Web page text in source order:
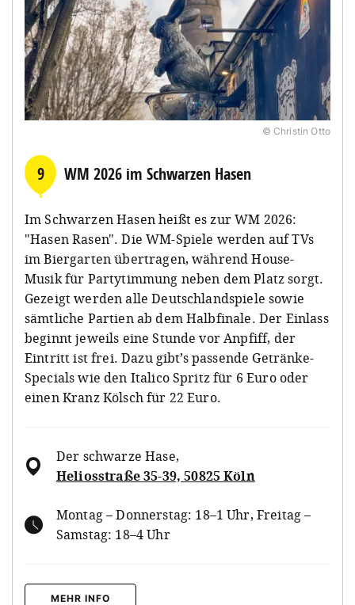
© Christin Otto
9 WM 2026 im Schwarzen Hasen
Im Schwarzen Hasen heißt es zur WM 2026:
"Hasen Rasen". Die WM-Spiele werden auf TVs
im Biergarten übertragen, während House-
Musik für Partytimmung neben dem Platz sorgt.
Gezeigt werden alle Deutschlandspiele sowie
sämtliche Partien ab dem Halbfinale. Der Einlass
beginnt jeweils eine Stunde vor Anpfiff, der
Eintritt ist frei. Dazu gibt’s passende Getränke-
Specials wie den Italico Spritz für 6 Euro oder
einen Kranz Kölsch für 22 Euro.
Der schwarze Hase,
Heliosstraße 35-39, 50825 Köln
Montag – Donnerstag: 18–1 Uhr, Freitag –
Samstag: 18–4 Uhr
MEHR INFO